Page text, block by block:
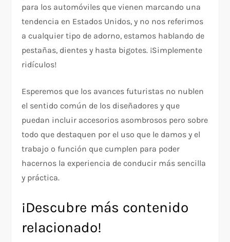
para los automóviles que vienen marcando una
tendencia en Estados Unidos, y no nos referimos
a cualquier tipo de adorno, estamos hablando de
pestañas, dientes y hasta bigotes. ¡Simplemente
ridículos!
Esperemos que los avances futuristas no nublen
el sentido común de los diseñadores y que
puedan incluir accesorios asombrosos pero sobre
todo que destaquen por el uso que le damos y el
trabajo o función que cumplen para poder
hacernos la experiencia de conducir más sencilla
y práctica.
¡Descubre más contenido
relacionado!